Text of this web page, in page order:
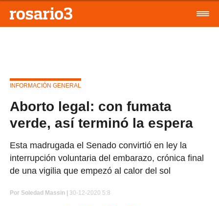
INFORMACIÓN GENERAL
Aborto legal: con fumata
verde, así terminó la espera
Esta madrugada el Senado convirtió en ley la
interrupción voluntaria del embarazo, crónica final
de una vigilia que empezó al calor del sol
Por Soledad Massin 30-12-2020 5:8